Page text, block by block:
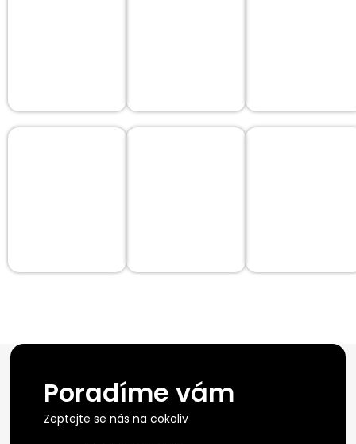
Poradíme vám
Zeptejte se nás na cokoliv